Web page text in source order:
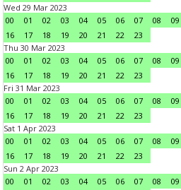
Wed 29 Mar 2023
00
01 02 03 04 05 06 07 08 09
16
17 18 19 20 21 22
23
Thu 30 Mar 2023
00
01 02 03 04 05 06 07 08 09
16
17 18 19 20 21 22
23
Fri 31 Mar 2023
00
01 02 03 04 05 06 07 08 09
16
17 18 19 20 21 22
23
Sat 1 Apr 2023
00
01 02 03 04 05 06 07 08 09
16
17 18 19 20 21 22
23
Sun 2 Apr 2023
00
01 02 03 04 05 06 07 08 09